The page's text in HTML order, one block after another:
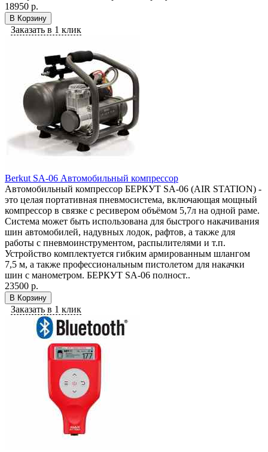
18950 р.
В Корзину
Заказать в 1 клик
Berkut SA-06 Автомобильный компрессор
Автомобильный компрессор БЕРКУТ SA-06 (AIR STATION) -
это целая портативная пневмосистема, включающая мощный
компрессор в связке с ресивером объёмом 5,7л на одной раме.
Система может быть использована для быстрого накачивания
шин автомобилей, надувных лодок, рафтов, а также для
работы с пневмоинструментом, распылителями и т.п.
Устройство комплектуется гибким армированным шлангом
7,5 м, а также профессиональным пистолетом для накачки
шин с манометром. БЕРКУТ SA-06 полност..
23500 р.
В Корзину
Заказать в 1 клик